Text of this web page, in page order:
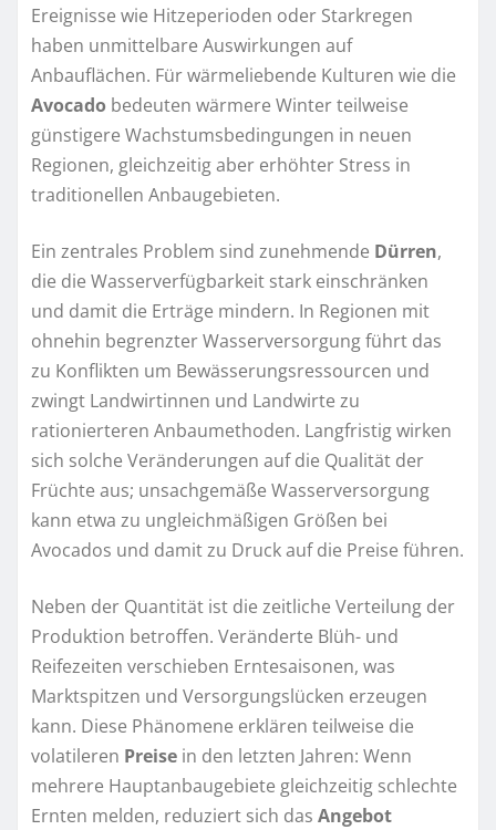
Ereignisse wie Hitzeperioden oder Starkregen
haben unmittelbare Auswirkungen auf
Anbauflächen. Für wärmeliebende Kulturen wie die
Avocado bedeuten wärmere Winter teilweise
günstigere Wachstumsbedingungen in neuen
Regionen, gleichzeitig aber erhöhter Stress in
traditionellen Anbaugebieten.
Ein zentrales Problem sind zunehmende Dürren,
die die Wasserverfügbarkeit stark einschränken
und damit die Erträge mindern. In Regionen mit
ohnehin begrenzter Wasserversorgung führt das
zu Konflikten um Bewässerungsressourcen und
zwingt Landwirtinnen und Landwirte zu
rationierteren Anbaumethoden. Langfristig wirken
sich solche Veränderungen auf die Qualität der
Früchte aus; unsachgemäße Wasserversorgung
kann etwa zu ungleichmäßigen Größen bei
Avocados und damit zu Druck auf die Preise führen.
Neben der Quantität ist die zeitliche Verteilung der
Produktion betroffen. Veränderte Blüh- und
Reifezeiten verschieben Erntesaisonen, was
Marktspitzen und Versorgungslücken erzeugen
kann. Diese Phänomene erklären teilweise die
volatileren Preise in den letzten Jahren: Wenn
mehrere Hauptanbaugebiete gleichzeitig schlechte
Ernten melden, reduziert sich das Angebot